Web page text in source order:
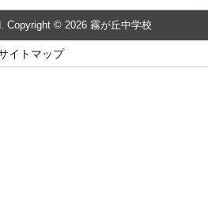
Copyright © 2026 霧が丘中学校
イトマップ